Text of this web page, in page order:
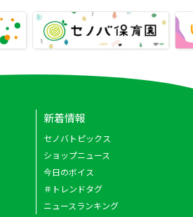
新着情報
セノバトピックス
ショップニュース
今日のボイス
＃トレンドタグ
ニュースランキング